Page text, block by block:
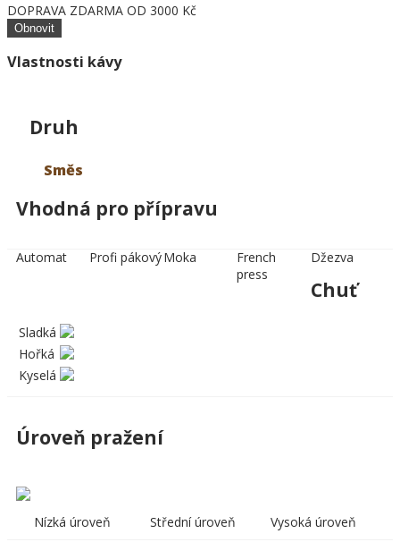
DOPRAVA ZDARMA OD 3000 Kč
Vlastnosti kávy
Druh
Směs
Vhodná pro přípravu
Automat Profi pákovýMoka
French
press
Džezva
Chuť
Sladká
Hořká
Kyselá
Úroveň pražení
Nízká úroveň Střední úroveň Vysoká úroveň